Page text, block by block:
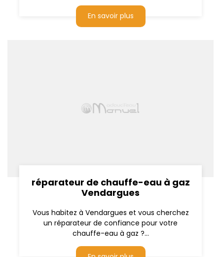
En savoir plus
réparateur de chauffe-eau à gaz
Vendargues
Vous habitez à Vendargues et vous cherchez
un réparateur de confiance pour votre
chauffe-eau à gaz ?...